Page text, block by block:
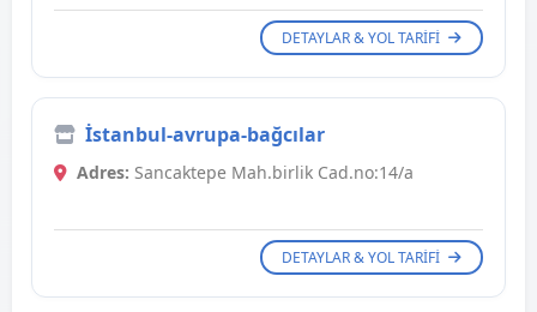
DETAYLAR & YOL TARIFI
İstanbul-avrupa-bağcılar
Adres: Sancaktepe Mah.birlik Cad.no:14/a
DETAYLAR & YOL TARIFI